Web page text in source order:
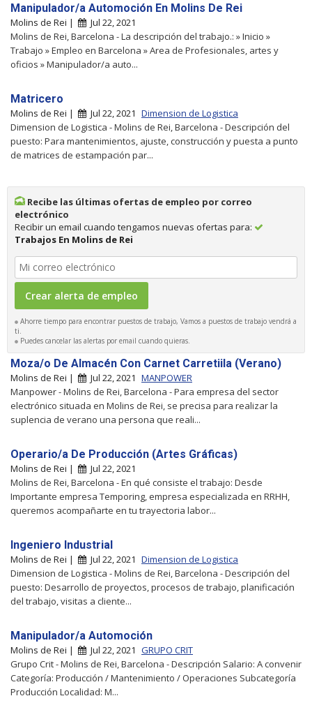
Manipulador/a Automoción En Molins De Rei
Molins de Rei |
Jul 22, 2021
Molins de Rei, Barcelona - La descripción del trabajo.: » Inicio »
Trabajo » Empleo en Barcelona » Area de Profesionales, artes y
oficios » Manipulador/a auto...
Matricero
Molins de Rei | Jul 22, 2021 Dimension de Logistica
Dimension de Logistica - Molins de Rei, Barcelona - Descripción del
puesto: Para mantenimientos, ajuste, construcción y puesta a punto
de matrices de estampación par...
Recibe las últimas ofertas de empleo por correo
electrónico
Recibir un email cuando tengamos nuevas ofertas para:
Trabajos En Molins de Rei
Ahorre tiempo para encontrar puestos de trabajo, Vamos a puestos de trabajo vendrá a
ti.
Puedes cancelar las alertas por email cuando quieras.
Moza/o De Almacén Con Carnet Carretiila (Verano)
Molins de Rei | Jul 22, 2021 MANPOWER
Manpower - Molins de Rei, Barcelona - Para empresa del sector
electrónico situada en Molins de Rei, se precisa para realizar la
suplencia de verano una persona que reali...
Operario/a De Producción (Artes Gráficas)
Molins de Rei |
Jul 22, 2021
Molins de Rei, Barcelona - En qué consiste el trabajo: Desde
Importante empresa Temporing, empresa especializada en RRHH,
queremos acompañarte en tu trayectoria labor...
Ingeniero Industrial
Molins de Rei | Jul 22, 2021 Dimension de Logistica
Dimension de Logistica - Molins de Rei, Barcelona - Descripción del
puesto: Desarrollo de proyectos, procesos de trabajo, planificación
del trabajo, visitas a cliente...
Manipulador/a Automoción
Molins de Rei | Jul 22, 2021 GRUPO CRIT
Grupo Crit - Molins de Rei, Barcelona - Descripción Salario: A convenir
Categoría: Producción / Mantenimiento / Operaciones Subcategoría
Producción Localidad: M...